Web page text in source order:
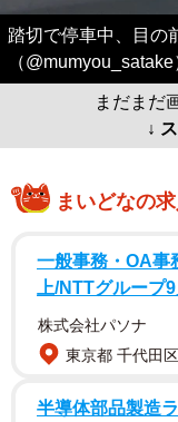
踏切で停車中、目の
（
まだまだ
↓
まいどなの
一般事務・OA事
上/NTTグループ
株式会社パソナ
東京都 千代田区
半導体部品製造